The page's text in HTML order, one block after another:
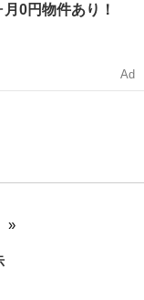
0円物件あり！
Ad